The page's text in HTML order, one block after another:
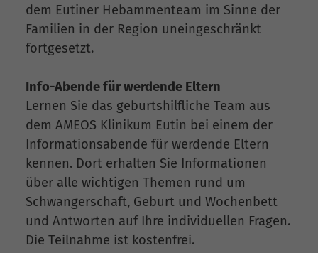
dem Eutiner Hebammenteam im Sinne der
Familien in der Region uneingeschränkt
fortgesetzt.
Info-Abende für werdende Eltern
Lernen Sie das geburtshilfliche Team aus
dem AMEOS Klinikum Eutin bei einem der
Informationsabende für werdende Eltern
kennen. Dort erhalten Sie Informationen
über alle wichtigen Themen rund um
Schwangerschaft, Geburt und Wochenbett
und Antworten auf Ihre individuellen Fragen.
Die Teilnahme ist kostenfrei.